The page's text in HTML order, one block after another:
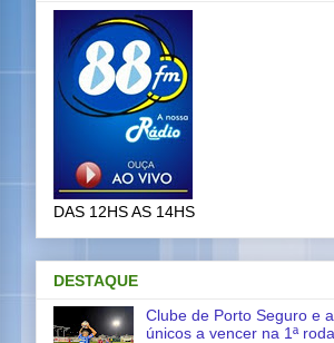
DAS 12HS AS 14HS
DESTAQUE
Clube de Porto Seguro e
únicos a vencer na 1ª